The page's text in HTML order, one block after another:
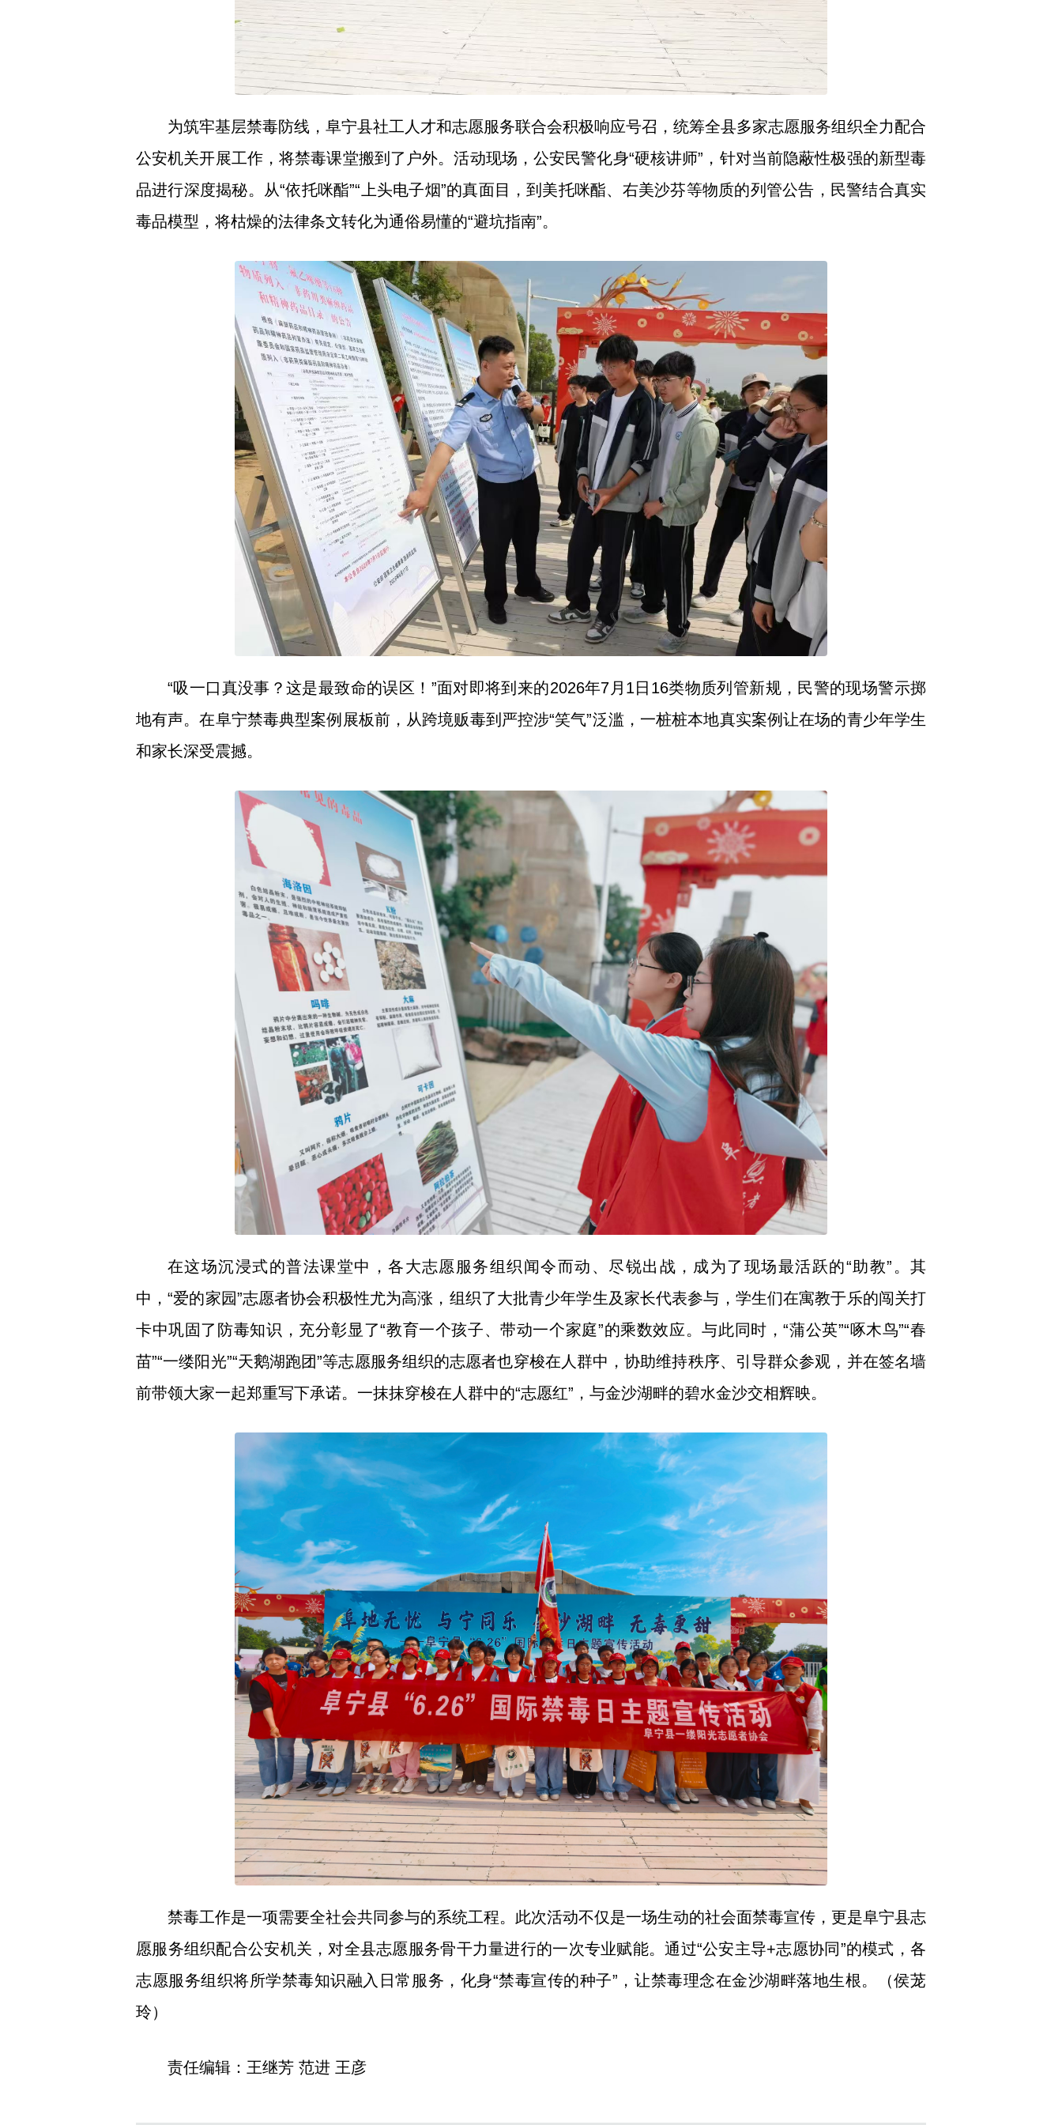
为筑牢基层禁毒防线，阜宁县社工人才和志愿服务联合会积极响应号召，统筹全县多家志愿服务组织全力配合
公安机关开展工作，将禁毒课堂搬到了户外。活动现场，公安民警化身“硬核讲师”，针对当前隐蔽性极强的新型毒
品进行深度揭秘。从“依托咪酯”“上头电子烟”的真面目，到美托咪酯、右美沙芬等物质的列管公告，民警结合真实
毒品模型，将枯燥的法律条文转化为通俗易懂的“避坑指南”。
“吸一口真没事？这是最致命的误区！”面对即将到来的2026年7月1日16类物质列管新规，民警的现场警示掷
地有声。在阜宁禁毒典型案例展板前，从跨境贩毒到严控涉“笑气”泛滥，一桩桩本地真实案例让在场的青少年学生
和家长深受震撼。
在这场沉浸式的普法课堂中，各大志愿服务组织闻令而动、尽锐出战，成为了现场最活跃的“助教”。其
中，“爱的家园”志愿者协会积极性尤为高涨，组织了大批青少年学生及家长代表参与，学生们在寓教于乐的闯关打
卡中巩固了防毒知识，充分彰显了“教育一个孩子、带动一个家庭”的乘数效应。与此同时，“蒲公英”“啄木鸟”“春
苗”“一缕阳光”“天鹅湖跑团”等志愿服务组织的志愿者也穿梭在人群中，协助维持秩序、引导群众参观，并在签名墙
前带领大家一起郑重写下承诺。一抹抹穿梭在人群中的“志愿红”，与金沙湖畔的碧水金沙交相辉映。
禁毒工作是一项需要全社会共同参与的系统工程。此次活动不仅是一场生动的社会面禁毒宣传，更是阜宁县志
愿服务组织配合公安机关，对全县志愿服务骨干力量进行的一次专业赋能。通过“公安主导+志愿协同”的模式，各
志愿服务组织将所学禁毒知识融入日常服务，化身“禁毒宣传的种子”，让禁毒理念在金沙湖畔落地生根。（侯茏
玲）
责任编辑：王继芳 范进 王彦